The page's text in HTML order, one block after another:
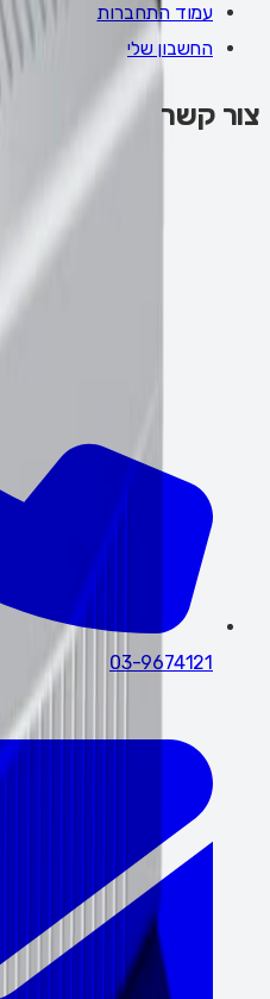
עמוד התחברות
החשבון שלי
צור קשר
03-9674121